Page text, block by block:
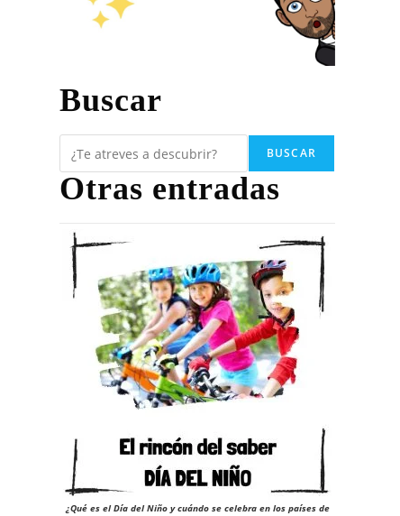
Buscar
BUSCAR
Otras entradas
¿Qué es el Día del Niño y cuándo se celebra en los países de